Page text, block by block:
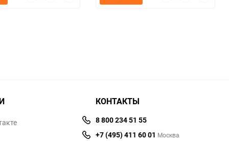
КОНТАКТЫ
8 800 234 51 55
+7 (495) 411 60 01 Москва